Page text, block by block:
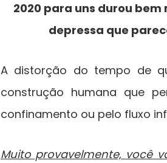
2020 para uns durou bem
depressa que
A distorção do tempo de
construção humana que
confinamento ou pelo fluxo
Muito provavelmente, você